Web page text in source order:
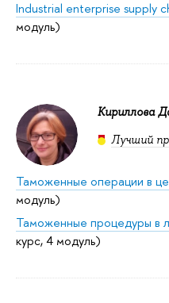
Industrial enterprise supply
модуль)
Кириллова
Лучший
Таможенные операции в
модуль)
Таможенные процедуры в
курс, 4 модуль)